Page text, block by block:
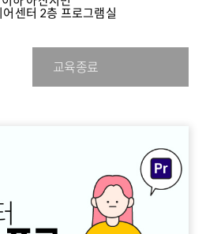
센터 2층 프로그램실
교육종료